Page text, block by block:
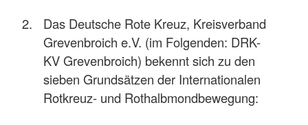
Das Deutsche Rote Kreuz, Kreisverband
Grevenbroich e.V. (im Folgenden: DRK-
KV Grevenbroich) bekennt sich zu den
sieben Grundsätzen der Internationalen
Rotkreuz- und Rothalbmondbewegung: